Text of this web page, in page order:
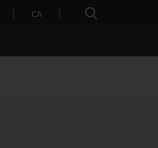
. Obre en una nova finestra.
CA Cercador